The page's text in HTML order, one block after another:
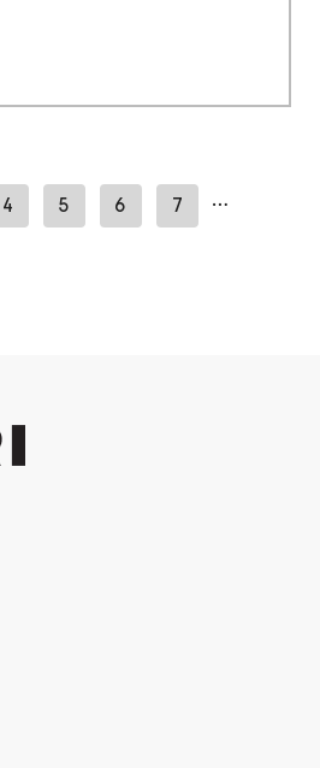
4 5 6 7 …
Instagramissa
välilehdessä
Youtubessa
välilehdessä